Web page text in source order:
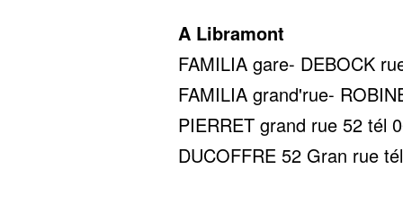
A Libramont
FAMILIA gare- DEBOCK
FAMILIA grand'rue-
PIERRET grand rue 52 tél
DUCOFFRE 52 Gran rue